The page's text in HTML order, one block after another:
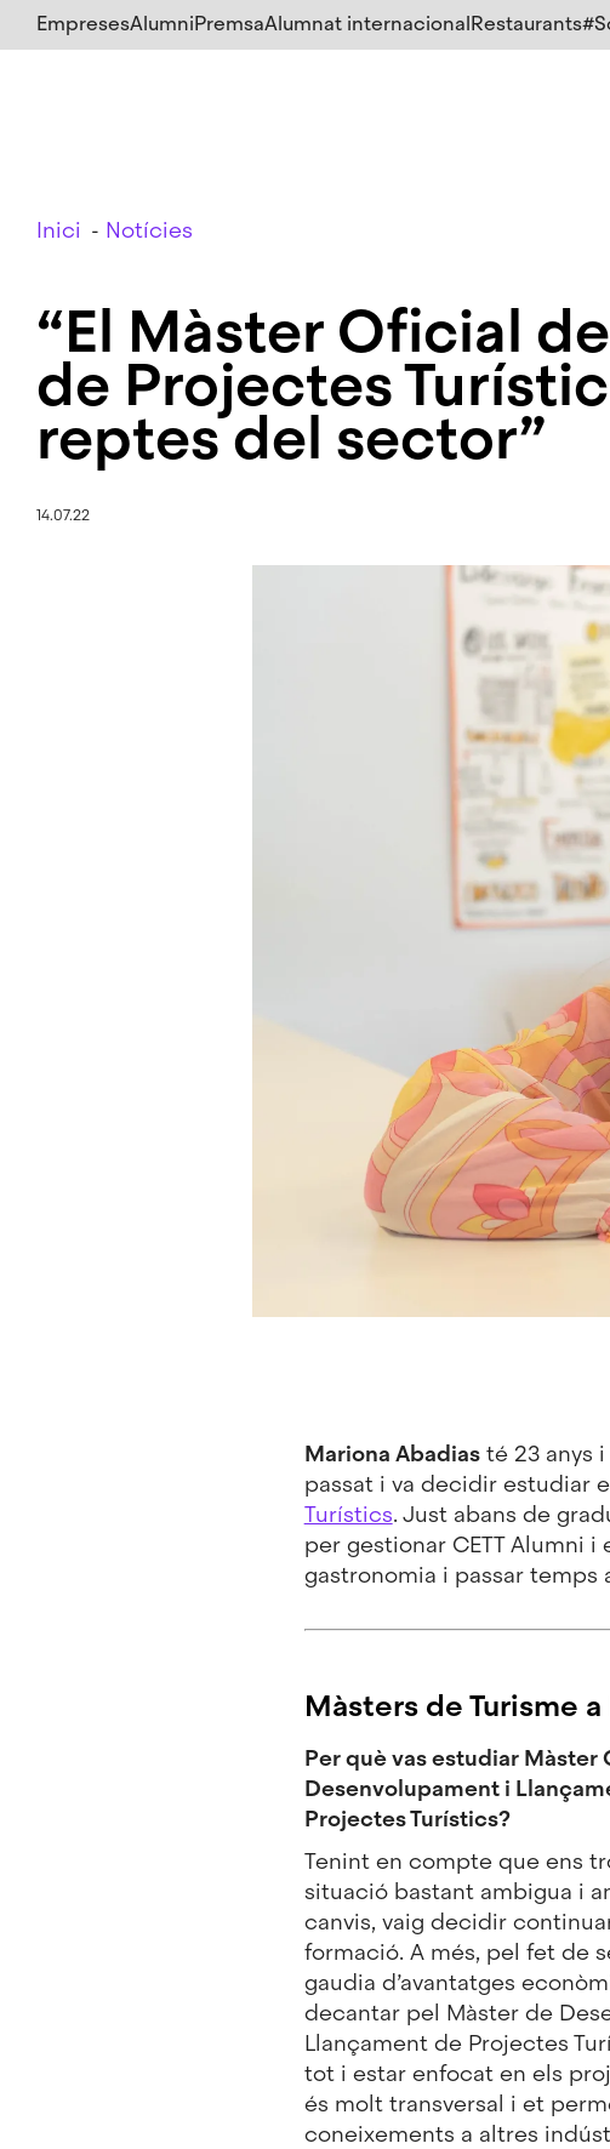
Salta
al
EmpresesAlumniPremsaAlumnat internacionalRestaurants
Breadcrumb
Inici Notícies
“El Màster Oficial
de Projectes
reptes del sector”
14.07.22
Mariona Abadiasté 23 anys i
passat i va decidir estudiar
Turístics. Just abans de
per gestionar CETT Alumni
gastronomia i passar temps
Màsters de Turisme
Per què vas estudiar Màster
Desenvolupament i
Projectes Turístics?
Tenint en compte que ens
situació bastant ambigua i
canvis, vaig decidir
formació. A més, pel fet de
gaudia d’avantatges
decantar pel Màster de
Llançament de Projectes
tot i estar enfocat en els
és molt transversal i et
coneixements a altres